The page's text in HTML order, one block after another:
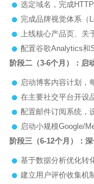
选定域名，完成
完成品牌视觉体系（
上线核心产品页、关
配置谷歌Analytics和
阶段二（3-6个月）：启
启动博客内容计划，
在主要社交平台开设
配置邮件订阅系统，
启动小规模Google/
阶段三（6-12个月）：
基于数据分析优化转
建立用户评价收集机